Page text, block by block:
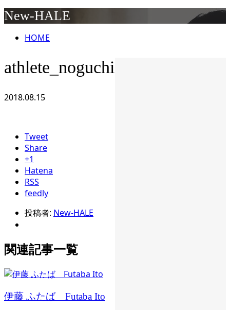
New-HALE
HOME
athlete_noguchi
2018.08.15
Tweet
Share
+1
Hatena
RSS
feedly
投稿者: New-HALE
関連記事一覧
伊藤 ふたば Futaba Ito